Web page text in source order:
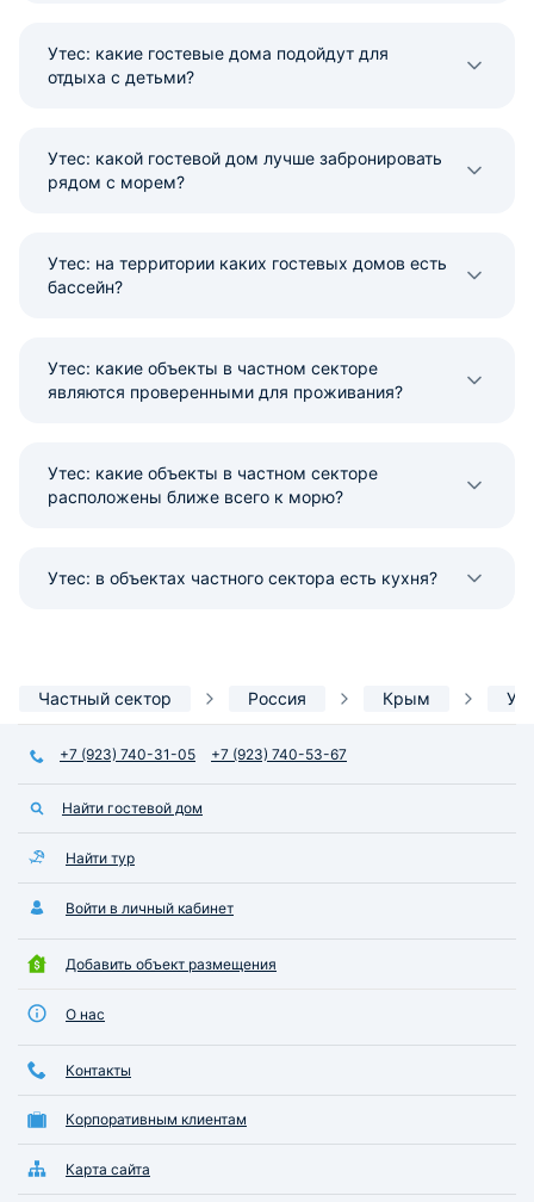
Утес: какие гостевые дома подойдут для
отдыха с детьми?
Утес: какой гостевой дом лучше забронировать
рядом с морем?
Утес: на территории каких гостевых домов есть
бассейн?
Утес: какие объекты в частном секторе
являются проверенными для проживания?
Утес: какие объекты в частном секторе
расположены ближе всего к морю?
Утес: в объектах частного сектора есть кухня?
Частный сектор Россия Крым
+7 (923) 740-31-05 +7 (923) 740-53-67
Найти гостевой дом
Найти тур
Войти в личный кабинет
Добавить объект размещения
О нас
Контакты
Корпоративным клиентам
Карта сайта